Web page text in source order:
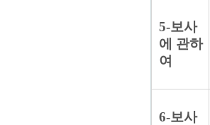
5-보사
에 관하
여
6-보사